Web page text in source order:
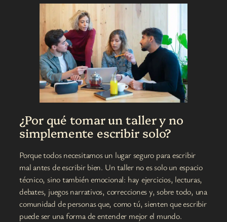
¿Por qué tomar un taller y no
simplemente escribir solo?
Porque todos necesitamos un lugar seguro para escribir
mal antes de escribir bien. Un taller no es solo un espacio
técnico, sino también emocional: hay ejercicios, lecturas,
debates, juegos narrativos, correcciones y, sobre todo, una
comunidad de personas que, como tú, sienten que escribir
puede ser una forma de entender mejor el mundo.